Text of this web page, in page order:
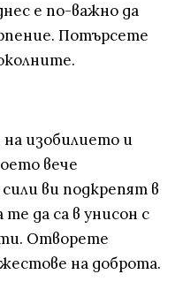
е по-важно да
Потърсете
изобилието и
вече
ви подкрепят в
да са в унисон с
Отворете
на доброта.